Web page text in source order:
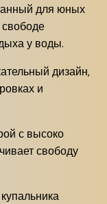
для юных
у воды.
дизайн,
и
с высоко
свободу